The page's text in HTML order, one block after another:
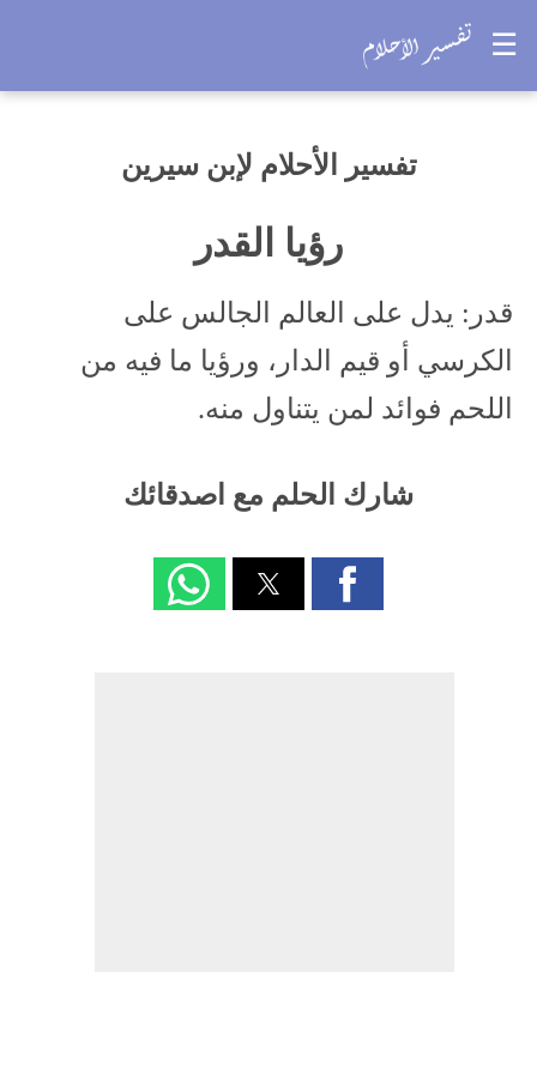
☰
تفسير الأحلام لإبن سيرين
رؤيا القدر
قدر: يدل على العالم الجالس على
الكرسي أو قيم الدار، ورؤيا ما فيه من
اللحم فوائد لمن يتناول منه.
شارك الحلم مع اصدقائك